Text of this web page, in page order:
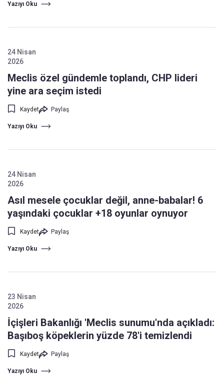
Yazıyı Oku
24 Nisan
2026
Meclis özel gündemle toplandı, CHP lideri
yine ara seçim istedi
Kaydet Paylaş
Yazıyı Oku
24 Nisan
2026
Asıl mesele çocuklar değil, anne-babalar! 6
yaşındaki çocuklar +18 oyunlar oynuyor
Kaydet Paylaş
Yazıyı Oku
23 Nisan
2026
İçişleri Bakanlığı 'Meclis sunumu'nda açıkladı:
Başıboş köpeklerin yüzde 78'i temizlendi
Kaydet Paylaş
Yazıyı Oku